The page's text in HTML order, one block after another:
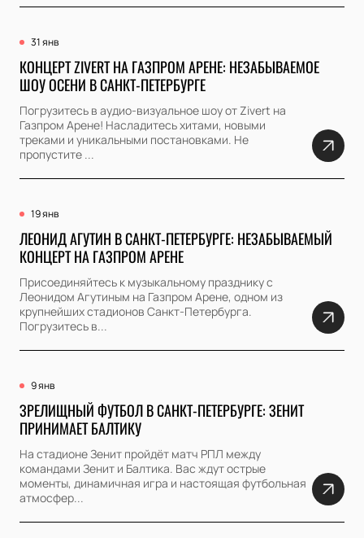
31 янв
КОНЦЕРТ ZIVERT НА ГАЗПРОМ АРЕНЕ: НЕЗАБЫВАЕМОЕ
ШОУ ОСЕНИ В САНКТ-ПЕТЕРБУРГЕ
Погрузитесь в аудио-визуальное шоу от Zivert на
Газпром Арене! Насладитесь хитами, новыми
треками и уникальными постановками. Не
пропустите ...
19 янв
ЛЕОНИД АГУТИН В САНКТ-ПЕТЕРБУРГЕ: НЕЗАБЫВАЕМЫЙ
КОНЦЕРТ НА ГАЗПРОМ АРЕНЕ
Присоединяйтесь к музыкальному празднику с
Леонидом Агутиным на Газпром Арене, одном из
крупнейших стадионов Санкт-Петербурга.
Погрузитесь в...
9 янв
ЗРЕЛИЩНЫЙ ФУТБОЛ В САНКТ-ПЕТЕРБУРГЕ: ЗЕНИТ
ПРИНИМАЕТ БАЛТИКУ
На стадионе Зенит пройдёт матч РПЛ между
командами Зенит и Балтика. Вас ждут острые
моменты, динамичная игра и настоящая футбольная
атмосфер...